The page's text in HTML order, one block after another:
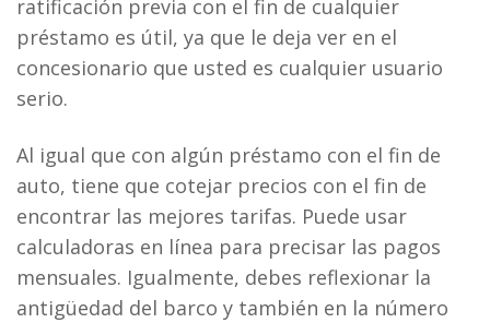
ratificación previa con el fin de cualquier
préstamo es útil, ya que le deja ver en el
concesionario que usted es cualquier usuario
serio.
Al igual que con algún préstamo con el fin de
auto, tiene que cotejar precios con el fin de
encontrar las mejores tarifas. Puede usar
calculadoras en línea para precisar las pagos
mensuales. Igualmente, debes reflexionar la
antigüedad del barco y también en la número